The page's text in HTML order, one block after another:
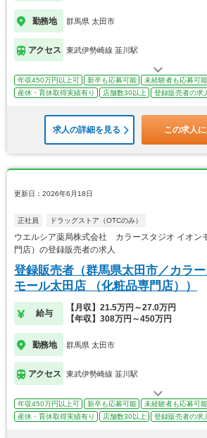
勤務地 群馬県 太田市
アクセス 東武伊勢崎線 韮川駅
年収450万円以上可 新卒も応募可能 未経験者も応募可能
産休・育休取得実績有り
店舗数30以上 登録販売者の求
求人の詳細を見る この求人
更新日：2026年6月18日
正社員 ドラッグストア（OTCのみ）
ウエルシア薬局株式会社 カラースタジオ イオン
門店）の登録販売者の求人
登録販売者（群馬県太田市／カラ
モール太田店 （化粧品専門店））
給与
【月収】21.5万円～27.0万円
【年収】308万円～450万円
勤務地 群馬県 太田市
アクセス 東武伊勢崎線 韮川駅
年収450万円以上可 新卒も応募可能 未経験者も応募可能
産休・育休取得実績有り
店舗数30以上 登録販売者の求